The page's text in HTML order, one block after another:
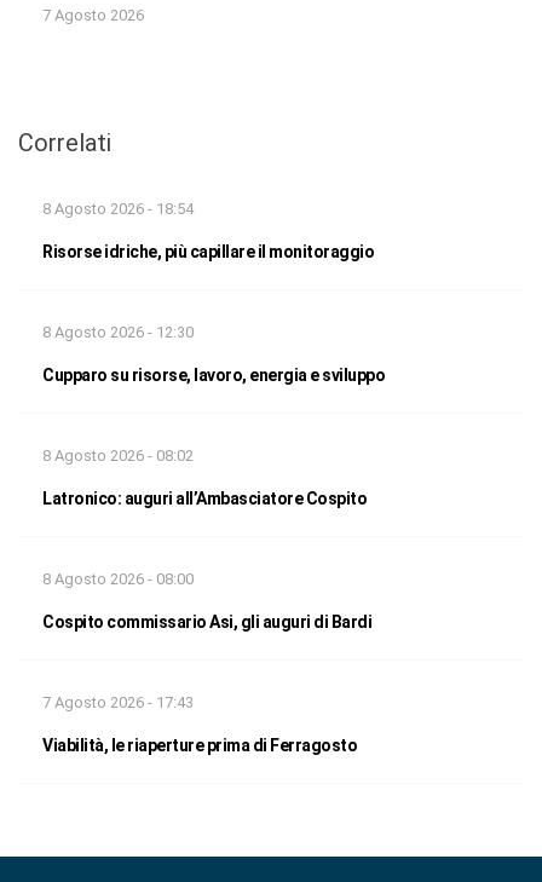
7 Agosto 2026
Correlati
8 Agosto 2026 - 18:54
Risorse idriche, più capillare il monitoraggio
8 Agosto 2026 - 12:30
Cupparo su risorse, lavoro, energia e sviluppo
8 Agosto 2026 - 08:02
Latronico: auguri all’Ambasciatore Cospito
8 Agosto 2026 - 08:00
Cospito commissario Asi, gli auguri di Bardi
7 Agosto 2026 - 17:43
Viabilità, le riaperture prima di Ferragosto